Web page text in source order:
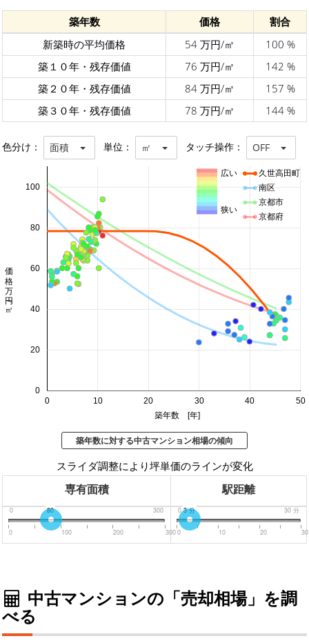
築年数 価格
割合
新築時の平均価格
54 万円/㎡
100 %
築１０年・残存価値
76 万円/㎡
142 %
築２０年・残存価値
84 万円/㎡
157 %
築３０年・残存価値
78 万円/㎡ 144 %
色分け： 面積 単位： ㎡ タッチ操作： OFF
0 10 20 30 40 50
0
20
40
60
80
100
築年数 [年]
価格 万円/㎡
久世高田町
南区
京都市
京都府
広い
狭い
築年数に対する中古マンション相場の傾向
スライダ調整により坪単価のラインが変化
専有面積 駅距離
0 300
80
0 100 200 300
0分 30 分
3分
0 10 20 30
中古マンションの「売却相場」を調
べる